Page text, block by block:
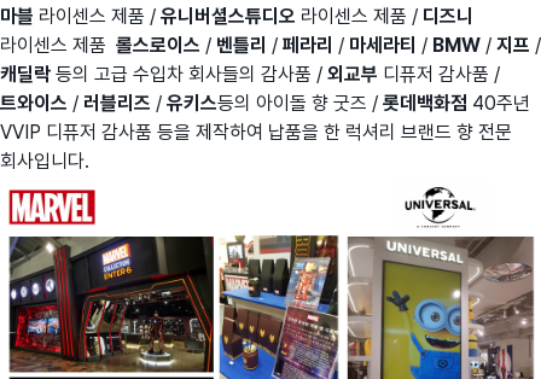
마블 라이센스 제품 / 유니버셜스튜디오 라이센스 제품 / 디즈니
라이센스 제품 롤스로이스 / 벤틀리 / 페라리 / 마세라티 / BMW / 지프 /
캐딜락 등의 고급 수입차 회사들의 감사품 / 외교부 디퓨저 감사품 /
트와이스 / 러블리즈 / 유키스등의 아이돌 향 굿즈 / 롯데백화점 40주년
VVIP 디퓨저 감사품 등을 제작하여 납품을 한 럭셔리 브랜드 향 전문
회사입니다.